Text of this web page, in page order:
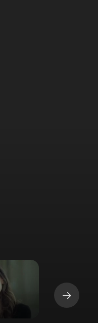
130